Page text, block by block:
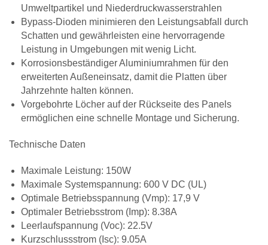
Umweltpartikel und Niederdruckwasserstrahlen
Bypass-Dioden minimieren den Leistungsabfall durch
Schatten und gewährleisten eine hervorragende
Leistung in Umgebungen mit wenig Licht.
Korrosionsbeständiger Aluminiumrahmen für den
erweiterten Außeneinsatz, damit die Platten über
Jahrzehnte halten können.
Vorgebohrte Löcher auf der Rückseite des Panels
ermöglichen eine schnelle Montage und Sicherung.
Technische Daten
Maximale Leistung: 150W
Maximale Systemspannung: 600 V DC (UL)
Optimale Betriebsspannung (Vmp): 17,9 V
Optimaler Betriebsstrom (Imp): 8.38A
Leerlaufspannung (Voc): 22.5V
Kurzschlussstrom (Isc): 9.05A